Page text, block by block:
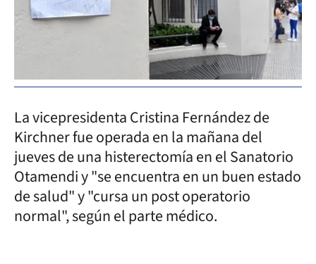
La vicepresidenta Cristina Fernández de
Kirchner fue operada en la mañana del
jueves de una histerectomía en el Sanatorio
Otamendi y "se encuentra en un buen estado
de salud" y "cursa un post operatorio
normal", según el parte médico.